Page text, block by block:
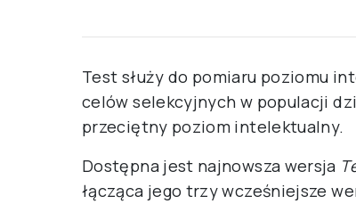
Test służy do pomiaru poziomu
celów selekcyjnych w populacji
przeciętny poziom intelektualny.
Dostępna jest najnowsza wersja
łącząca jego trzy wcześniejsze